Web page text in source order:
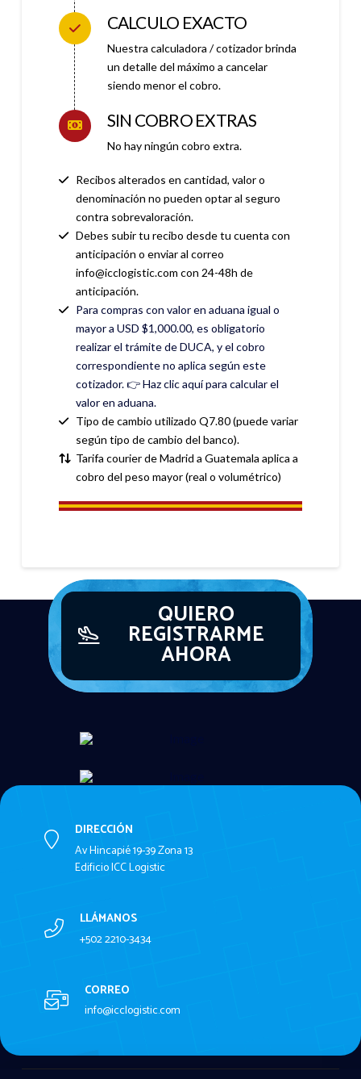
CALCULO EXACTO
Nuestra calculadora / cotizador brinda
un detalle del máximo a cancelar
siendo menor el cobro.
SIN COBRO EXTRAS
No hay ningún cobro extra.
Recibos alterados en cantidad, valor o
denominación no pueden optar al seguro
contra sobrevaloración.
Debes subir tu recibo desde tu cuenta con
anticipación o enviar al correo
info@icclogistic.com con 24-48h de
anticipación.
Para compras con valor en aduana igual o
mayor a USD $1,000.00, es obligatorio
realizar el trámite de DUCA, y el cobro
correspondiente no aplica según este
cotizador. 👉 Haz clic aquí para calcular el
valor en aduana.
Tipo de cambio utilizado Q7.80 (puede variar
según tipo de cambio del banco).
Tarifa courier de Madrid a Guatemala aplica a
cobro del peso mayor (real o volumétrico)
QUIERO
REGISTRARME
AHORA
DIRECCIÓN
Av Hincapié 19-39 Zona 13
Edificio ICC Logistic
LLÁMANOS
+502 2210-3434
CORREO
info@icclogistic.com